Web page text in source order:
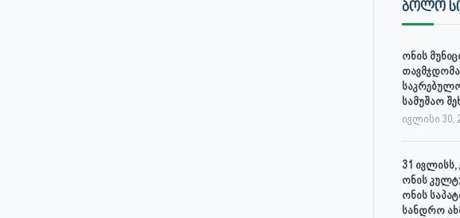
ᲑᲝᲚᲝ
ონის
სამუშაო
ივლისი 30,
31
ონის
ონის
სანდრო